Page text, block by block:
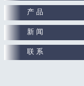
产 品
新 闻
联 系